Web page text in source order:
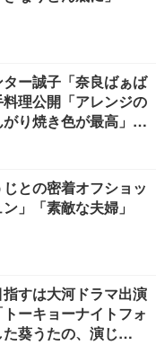
ー誠子「奈良ばぁば
理公開「アレンジの
り焼き色が最高」と
との密着オフショッ
」「素敵な夫婦」
すは大河ドラマ出演
ーキョーナイトフォ
葵うたの、演じ